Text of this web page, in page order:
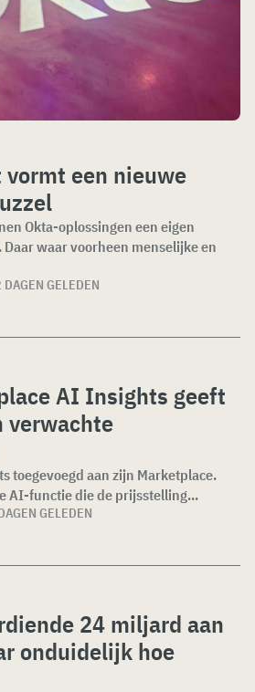
vormt een nieuwe
Okta-oplossingen een eigen
waar voorheen menselijke en
DAGEN GELEDEN
AI Insights geeft
verwachte
toegevoegd aan zijn Marketplace.
AI-functie die de prijsstelling...
GELEDEN
24 miljard aan
onduidelijk hoe